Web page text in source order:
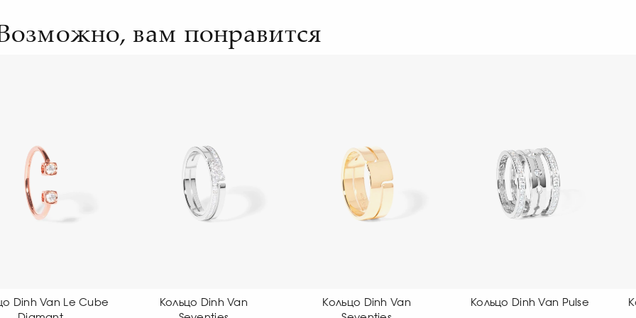
вам понравится
Кольцо Dinh Van
Кольцо Dinh Van
Кольцо Dinh Van Pulse Кольцо Dinh Van Maillon